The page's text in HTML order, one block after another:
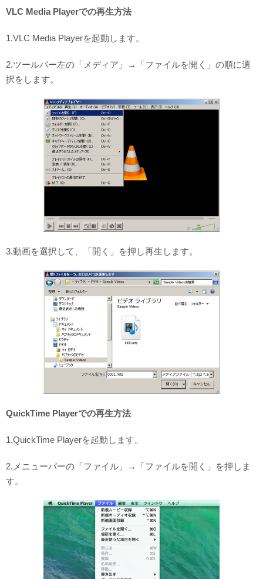
VLC Media Playerでの再生方法
1.VLC Media Playerを起動します。
2.ツールバー左の「メディア」→「ファイルを開く」の順に選
択をします。
3.動画を選択して、「開く」を押し再生します。
QuickTime Playerでの再生方法
1.QuickTime Playerを起動します。
2.メニューバーの「ファイル」→「ファイルを開く」を押しま
す。